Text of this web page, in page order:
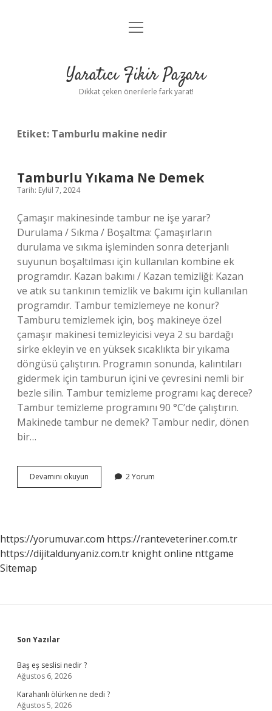
Anasayfa
Yasal Uyarı
menüyü
Yaratıcı Fikir Pazarı
Dikkat çeken önerilerle fark yarat!
Etiket: Tamburlu makine nedir
Tamburlu Yıkama Ne Demek
Tarih: Eylül 7, 2024
Çamaşır makinesinde tambur ne işe yarar?
Durulama / Sıkma / Boşaltma: Çamaşırların
durulama ve sıkma işleminden sonra deterjanlı
suyunun boşaltılması için kullanılan kombine ek
programdır. Kazan bakımı / Kazan temizliği: Kazan
ve atık su tankının temizlik ve bakımı için kullanılan
programdır. Tambur temizlemeye ne konur?
Tamburu temizlemek için, boş makineye özel
çamaşır makinesi temizleyicisi veya 2 su bardağı
sirke ekleyin ve en yüksek sıcaklıkta bir yıkama
döngüsü çalıştırın. Programın sonunda, kalıntıları
gidermek için tamburun içini ve çevresini nemli bir
bezle silin. Tambur temizleme programı kaç derece?
Tambur temizleme programını 90 °C’de çalıştırın.
Makinede tambur ne demek? Tambur nedir, dönen
bir…
Devamını okuyun Tamburlu
Yıkama
2 Yorum
https://yorumuvar.com https://ranteveteriner.com.tr
https://dijitaldunyaniz.com.tr knight online nttgame
Sitemap
Sidebar
Son Yazılar
Baş eş seslisi nedir ?
Ağustos 6, 2026
Karahanlı ölürken ne dedi ?
Ağustos 5, 2026